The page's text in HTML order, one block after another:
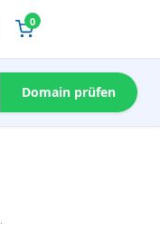
0
Domain prüfen